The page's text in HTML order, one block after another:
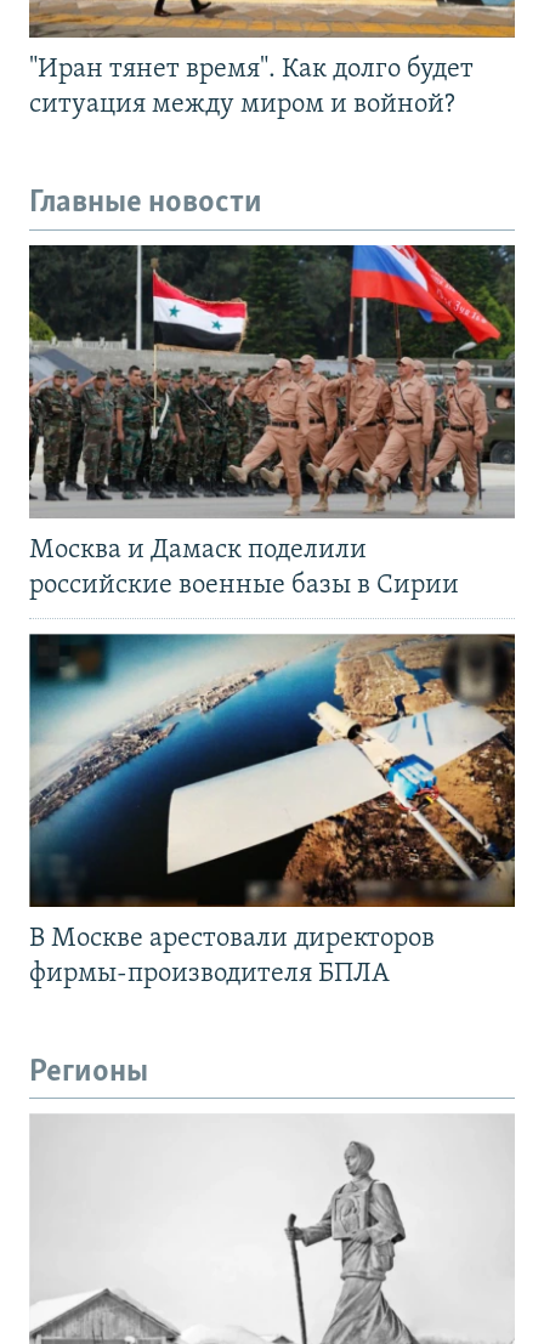
"Иран тянет время". Как долго будет
ситуация между миром и войной?
Главные новости
Москва и Дамаск поделили
российские военные базы в Сирии
В Москве арестовали директоров
фирмы-производителя БПЛА
Регионы